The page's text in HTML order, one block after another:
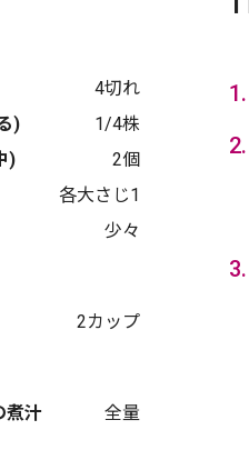
4切れ
)
1/4株
)
2個
各大さじ1
少々
2カップ
煮汁 全量